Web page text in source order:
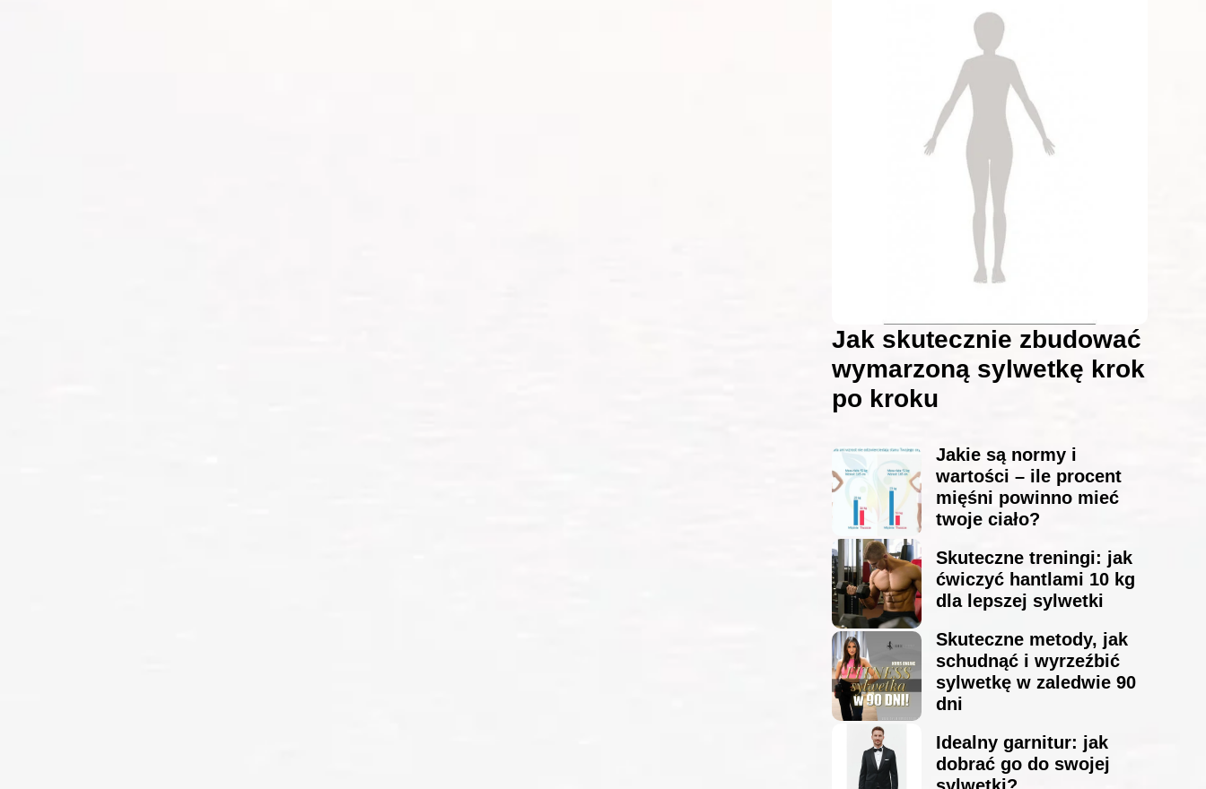
Jak skutecznie zbudować
wymarzoną sylwetkę krok
po kroku
Jakie są normy i
wartości – ile procent
mięśni powinno mieć
twoje ciało?
Skuteczne treningi: jak
ćwiczyć hantlami 10 kg
dla lepszej sylwetki
Skuteczne metody, jak
schudnąć i wyrzeźbić
sylwetkę w zaledwie 90
dni
Idealny garnitur: jak
dobrać go do swojej